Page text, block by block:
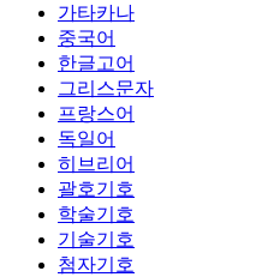
가타카나
중국어
한글고어
그리스문자
프랑스어
독일어
히브리어
괄호기호
학술기호
기술기호
첨자기호